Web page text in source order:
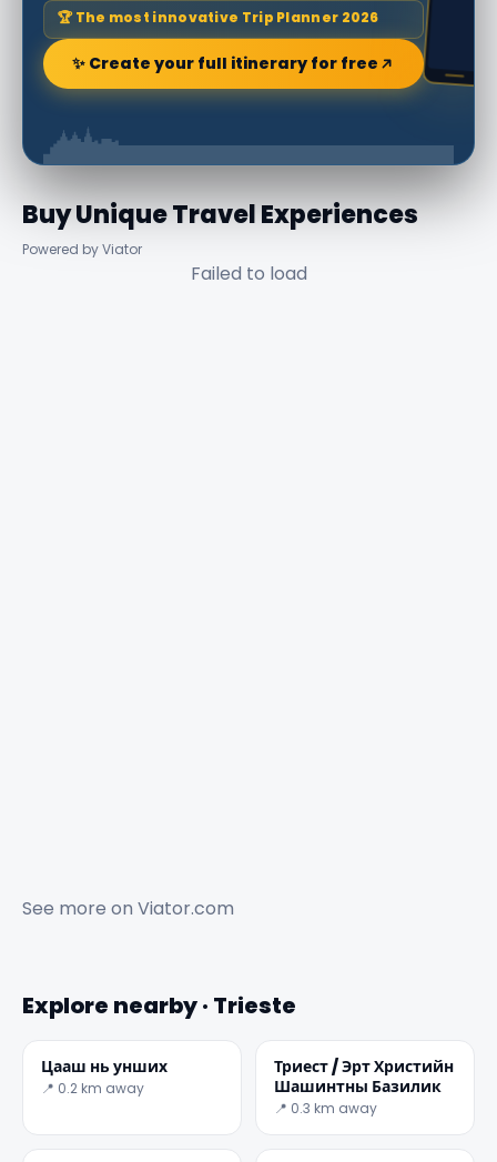
🏆 The most innovative Trip Planner 2026
✨ Create your full itinerary for free
Buy Unique Travel Experiences
Powered by Viator
Failed to load
See more on Viator.com
Explore nearby · Trieste
Цааш нь унших
📍 0.2 km away
Триест / Эрт Христийн
Шашинтны Базилик
📍 0.3 km away